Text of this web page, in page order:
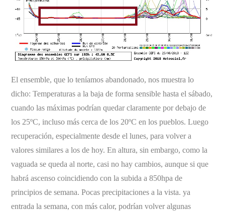
El ensemble, que lo teníamos abandonado, nos muestra lo
dicho: Temperaturas a la baja de forma sensible hasta el sábado,
cuando las máximas podrían quedar claramente por debajo de
los 25ºC, incluso más cerca de los 20ºC en los pueblos. Luego
recuperación, especialmente desde el lunes, para volver a
valores similares a los de hoy. En altura, sin embargo, como la
vaguada se queda al norte, casi no hay cambios, aunque si que
habrá ascenso coincidiendo con la subida a 850hpa de
principios de semana. Pocas precipitaciones a la vista. ya
entrada la semana, con más calor, podrían volver algunas